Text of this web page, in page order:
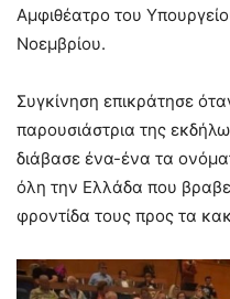
Αμφιθέατρο του
Νοεμβρίου.
Συγκίνηση επικράτησε
παρουσιάστρια της
διάβασε ένα-ένα τα
όλη την Ελλάδα που
φροντίδα τους προς τα